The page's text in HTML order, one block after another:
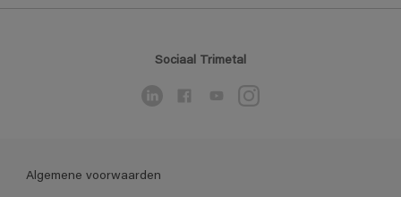
Sociaal Trimetal
Algemene voorwaarden